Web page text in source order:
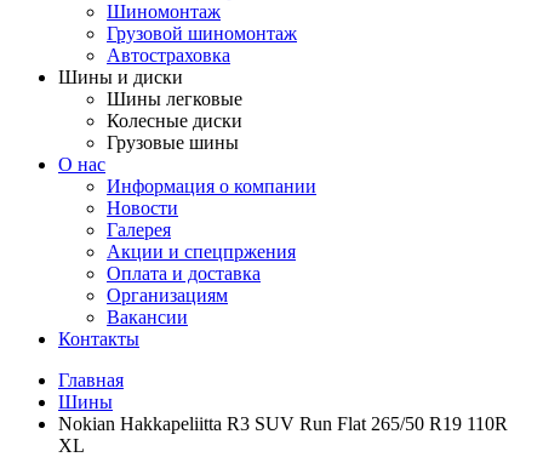
Шиномонтаж
Грузовой шиномонтаж
Автостраховка
Шины и диски
Шины легковые
Колесные диски
Грузовые шины
О нас
Информация о компании
Новости
Галерея
Акции и спецпржения
Оплата и доставка
Организациям
Вакансии
Контакты
Главная
Шины
Nokian Hakkapeliitta R3 SUV Run Flat 265/50 R19 110R
XL